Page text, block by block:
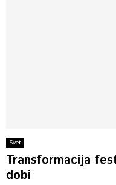
Svet
Transformacija
dobi